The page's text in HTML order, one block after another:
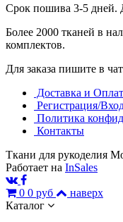
Срок пошива 3-5 дней.
Более 2000 тканей в
комплектов.
Для заказа пишите в
Доставка и
Регистрация/
Политика
Контакты
Ткани для рукоделия
Работает на InSales
0 0 руб
наверх
Каталог